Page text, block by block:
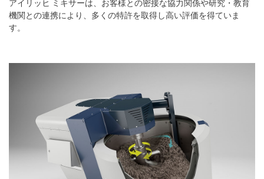
アイリッヒ ミキサーは、お客様との密接な協力関係や研究・教育
機関との連携により、多くの特許を取得し高い評価を得ていま
す。